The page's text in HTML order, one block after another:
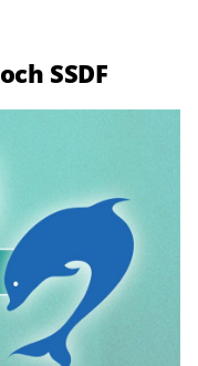
SSDF